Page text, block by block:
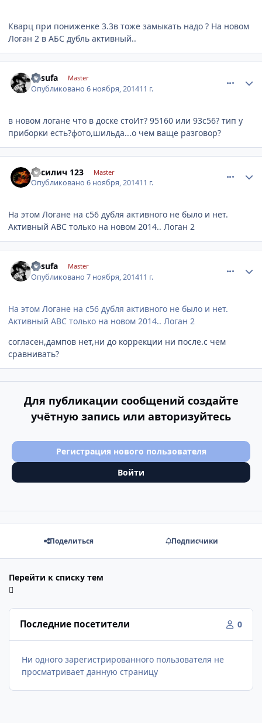
Кварц при пониженке 3.3в тоже замыкать надо ? На новом
Логан 2 в АБС дубль активный..
desufa Master
Опубликовано6 ноября, 201411 г.
в новом логане что в доске стоИт? 95160 или 93с56? тип у
приборки есть?фото,шильда...о чем ваще разговор?
Василич 123 Master
Опубликовано6 ноября, 201411 г.
На этом Логане на с56 дубля активного не было и нет.
Активный АВС только на новом 2014.. Логан 2
desufa Master
Опубликовано7 ноября, 201411 г.
На этом Логане на с56 дубля активного не было и нет.
Активный АВС только на новом 2014.. Логан 2
согласен,дампов нет,ни до коррекции ни после.с чем
сравнивать?
Для публикации сообщений создайте
учётную запись или авторизуйтесь
Регистрация нового пользователя
Войти
Поделиться Подписчики
Перейти к списку тем
Последние посетители 0
Ни одного зарегистрированного пользователя не
просматривает данную страницу